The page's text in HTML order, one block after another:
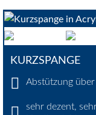
KURZSPANGE
Abstützung
sehr dezent,